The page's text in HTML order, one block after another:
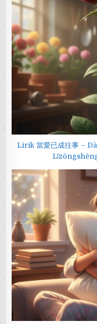
Lirik 當愛已成往事 –